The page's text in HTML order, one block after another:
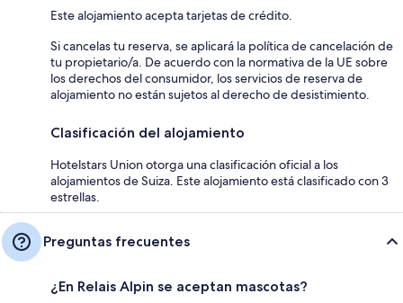
Este alojamiento acepta tarjetas de crédito.
Si cancelas tu reserva, se aplicará la política de cancelación de
tu propietario/a. De acuerdo con la normativa de la UE sobre
los derechos del consumidor, los servicios de reserva de
alojamiento no están sujetos al derecho de desistimiento.
Clasificación del alojamiento
Hotelstars Union otorga una clasificación oficial a los
alojamientos de Suiza. Este alojamiento está clasificado con 3
estrellas.
Preguntas frecuentes
¿En Relais Alpin se aceptan mascotas?